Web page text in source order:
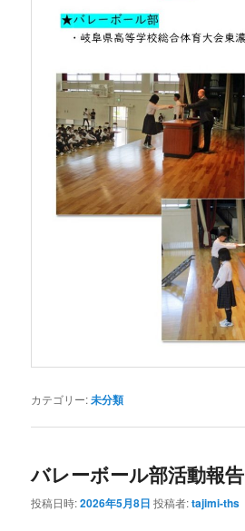
カテゴリー:未分類
バレーボール部活動報告
投稿日時:2026年5月8日 投稿者:tajimi-ths